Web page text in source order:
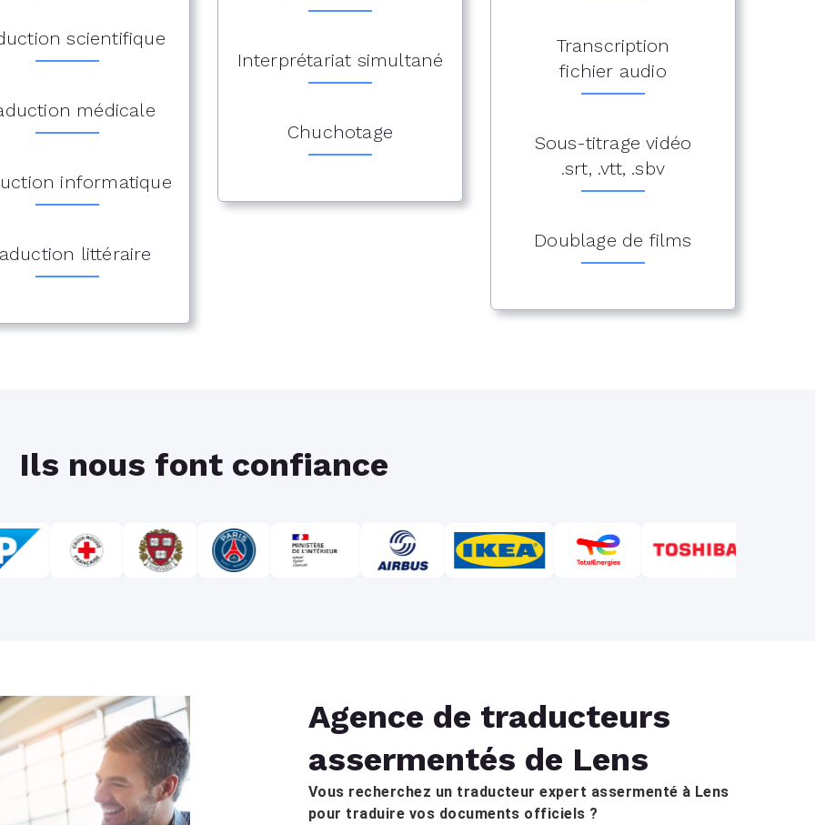
scientifique
médicale
informatique
littéraire
Interprétariat simultané
Chuchotage
Transcription
fichier audio
Sous-titrage vidéo
.srt, .vtt, .sbv
Doublage de films
Ils nous font confiance
Agence de traducteurs
assermentés de Lens
Vous recherchez un traducteur expert assermenté à Lens
pour traduire vos documents officiels ?